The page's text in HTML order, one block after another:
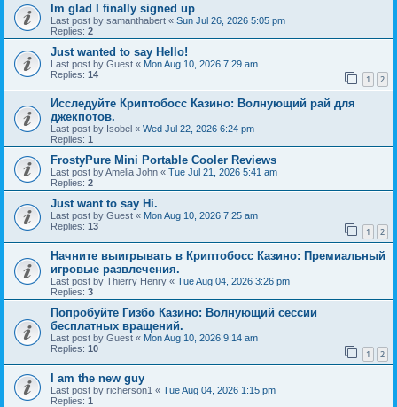
Im glad I finally signed up
Last post by samanthabert « Sun Jul 26, 2026 5:05 pm
Replies: 2
Just wanted to say Hello!
Last post by Guest « Mon Aug 10, 2026 7:29 am
Replies: 14 1 2
Исследуйте Криптобосс Казино: Волнующий рай для
джекпотов.
Last post by Isobel « Wed Jul 22, 2026 6:24 pm
Replies: 1
FrostyPure Mini Portable Cooler Reviews
Last post byAmelia John « Tue Jul 21, 2026 5:41 am
Replies: 2
Just want to say Hi.
Last post by Guest « Mon Aug 10, 2026 7:25 am
Replies: 13 1 2
Начните выигрывать в Криптобосс Казино: Премиальный
игровые развлечения.
Last post by Thierry Henry « Tue Aug 04, 2026 3:26 pm
Replies: 3
Попробуйте Гизбо Казино: Волнующий сессии
бесплатных вращений.
Last post by Guest « Mon Aug 10, 2026 9:14 am
Replies: 10 1 2
I am the new guy
Last post by richerson1 « Tue Aug 04, 2026 1:15 pm
Replies: 1